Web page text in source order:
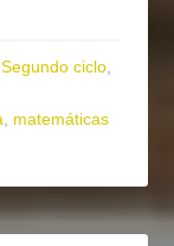
Segundo ciclo,
, matemáticas